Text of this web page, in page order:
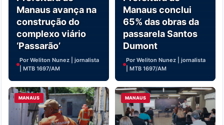
Manaus avança na
construção do
complexo viário
‘Passarão’
Por Weliton Nunez | jornalista
| MTB 1697/AM
Manaus conclui
65% das obras da
passarela Santos
Dumont
Por Weliton Nunez | jornalista
| MTB 1697/AM
MANAUS MANAUS